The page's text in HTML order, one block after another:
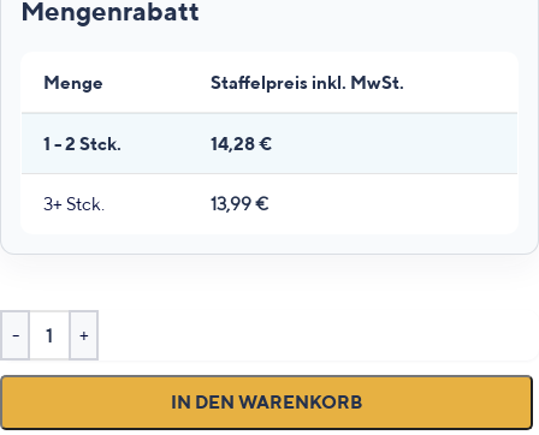
Menge Staffelpreis inkl. MwSt.
1 - 2 Stck. 14,28€
3+ Stck. 13,99€
IN DEN WARENKORB